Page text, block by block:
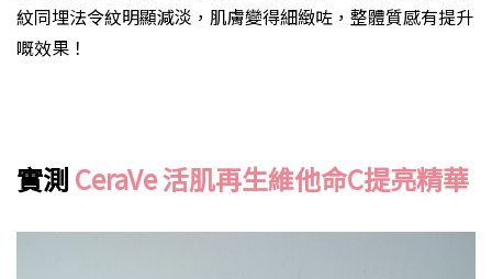
紋同埋法令紋明顯減淡，肌膚變得細緻咗，整體質感有提升
嘅效果！
實測 CeraVe 活肌再生維他命C提亮精華